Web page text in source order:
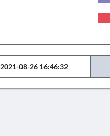
2021-08-26 16:46:32